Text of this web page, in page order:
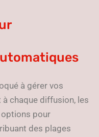
à gérer vos
chaque diffusion, les
pour
des plages